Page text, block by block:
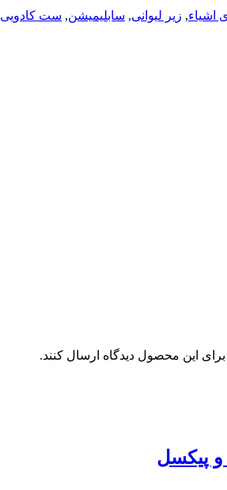
اشیاء, زیر لیوانی, سابلیمیشن, ست کادویی
این محصول دیدگاه ارسال کنند.